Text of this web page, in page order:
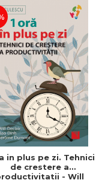
in plus pe zi. Tehnici
de crestere a
- Will